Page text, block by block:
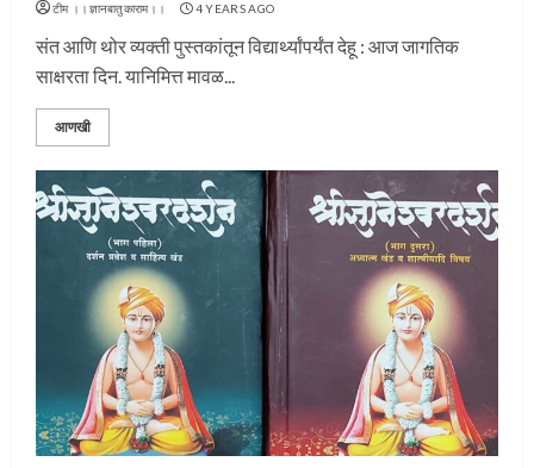
टीम ।।ज्ञानबातुकाराम।। 4 YEARS AGO
संत आणि थोर व्यक्ती पुस्तकांतून विद्यार्थ्यांपर्यंत देहू : आज जागतिक
साक्षरता दिन. यानिमित्त मावळ...
आणखी